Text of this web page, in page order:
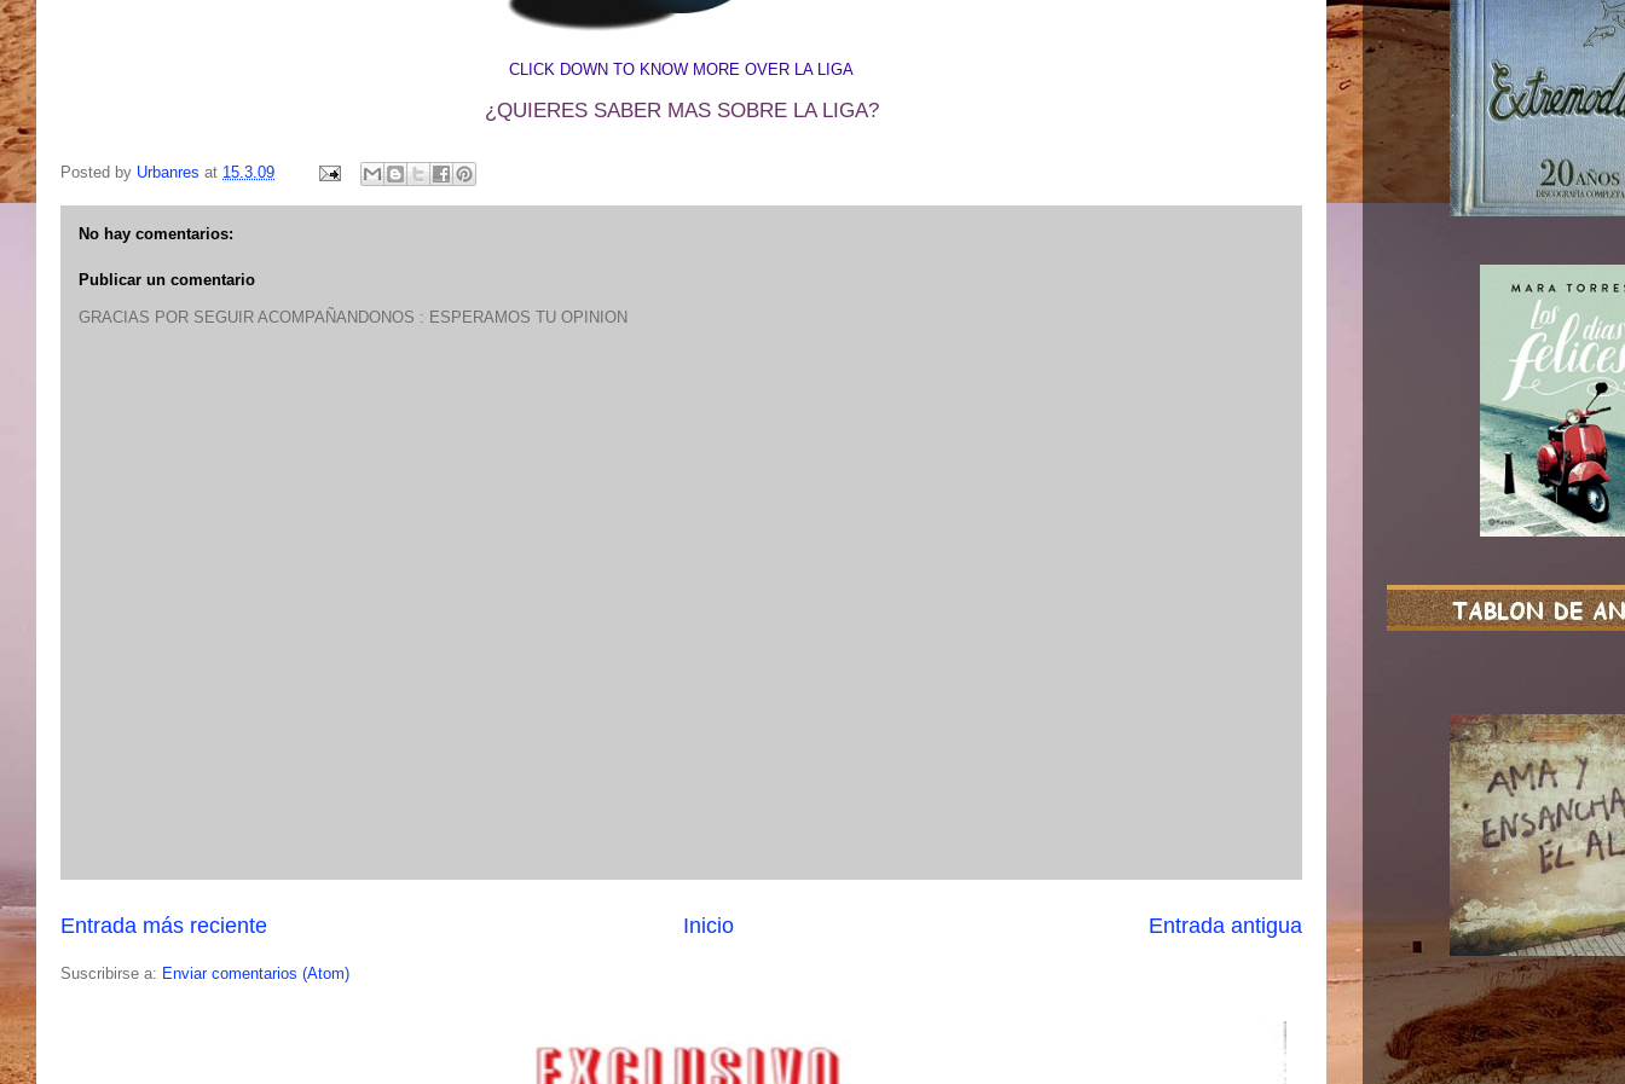
CLICK DOWN TO KNOW MORE OVER LA LIGA
¿QUIERES SABER MAS SOBRE LA LIGA?
Posted by Urbanres at 15.3.09
No hay comentarios:
Publicar un comentario
GRACIAS POR SEGUIR ACOMPAÑANDONOS : ESPERAMOS TU OPINION
Entrada más reciente Entrada antigua
Inicio
Suscribirse a: Enviar comentarios (Atom)